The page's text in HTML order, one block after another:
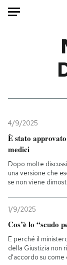
Mondo
Tecnologia
Internet
Cultura
Economia
PODCAST
4/9/2025
È stato
medici
Dopo molte
una versione che
se non viene
1/9/2025
Cos’è lo “scudo
E perché il
della Giustizia non
d'accordo su